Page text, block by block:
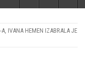
IVANA HEMEN IZABRALA JE